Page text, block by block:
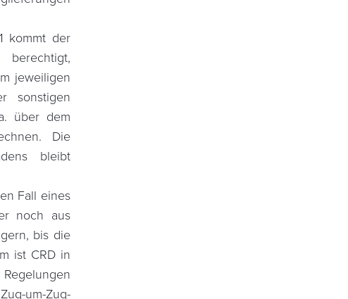
kommt der
jeweiligen
sonstigen
über dem
Die
bleibt
Fall eines
noch aus
bis die
ist CRD in
um-Zug-